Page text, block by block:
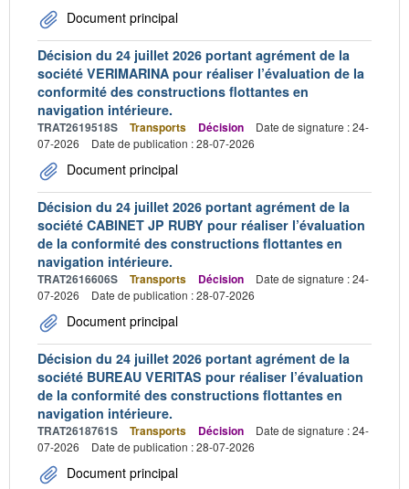
Document principal
Décision du 24 juillet 2026 portant agrément de la
société VERIMARINA pour réaliser l’évaluation de la
conformité des constructions flottantes en
navigation intérieure.
TRAT2619518S Transports Décision
Date de signature : 24-
07-2026
Date de publication : 28-07-2026
Document principal
Décision du 24 juillet 2026 portant agrément de la
société CABINET JP RUBY pour réaliser l’évaluation
de la conformité des constructions flottantes en
navigation intérieure.
TRAT2616606S Transports Décision
Date de signature : 24-
07-2026
Date de publication : 28-07-2026
Document principal
Décision du 24 juillet 2026 portant agrément de la
société BUREAU VERITAS pour réaliser l’évaluation
de la conformité des constructions flottantes en
navigation intérieure.
TRAT2618761S Transports Décision
Date de signature : 24-
07-2026
Date de publication : 28-07-2026
Document principal